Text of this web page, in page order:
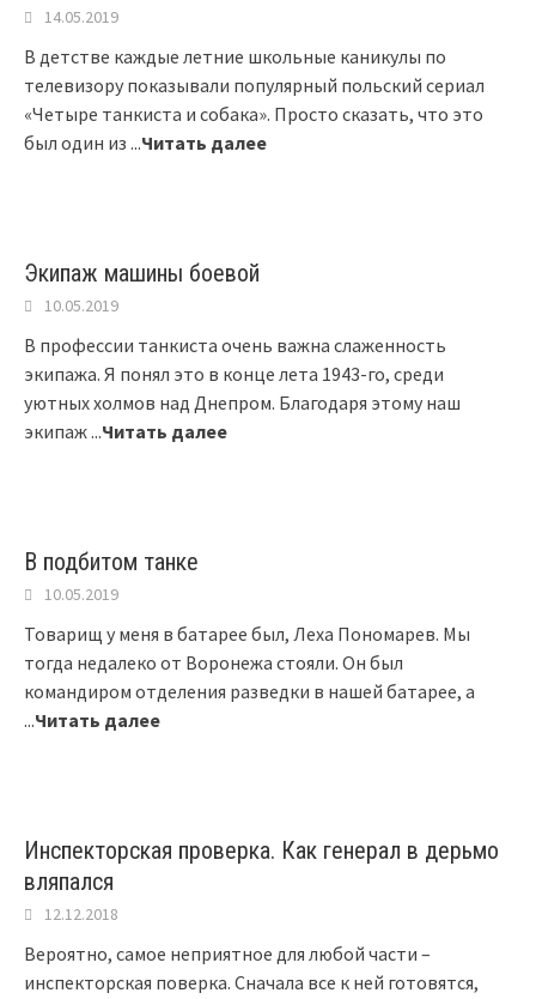
14.05.2019
В детстве каждые летние школьные каникулы по
телевизору показывали популярный польский сериал
«Четыре танкиста и собака». Просто сказать, что это
был один из ...Читать далее
Экипаж машины боевой
10.05.2019
В профессии танкиста очень важна слаженность
экипажа. Я понял это в конце лета 1943-го, среди
уютных холмов над Днепром. Благодаря этому наш
экипаж...Читать далее
В подбитом танке
10.05.2019
Товарищ у меня в батарее был, Леха Пономарев. Мы
тогда недалеко от Воронежа стояли. Он был
командиром отделения разведки в нашей батарее, а
...Читать далее
Инспекторская проверка. Как генерал в дерьмо
вляпался
12.12.2018
Вероятно, самое неприятное для любой части –
инспекторская поверка. Сначала все к ней готовятся,